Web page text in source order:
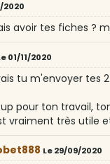
2020
avoir tes fiches ?
01/11/2020
tu m'envoyer tes
pour ton travail,
vraiment très utile
Le 29/09/2020